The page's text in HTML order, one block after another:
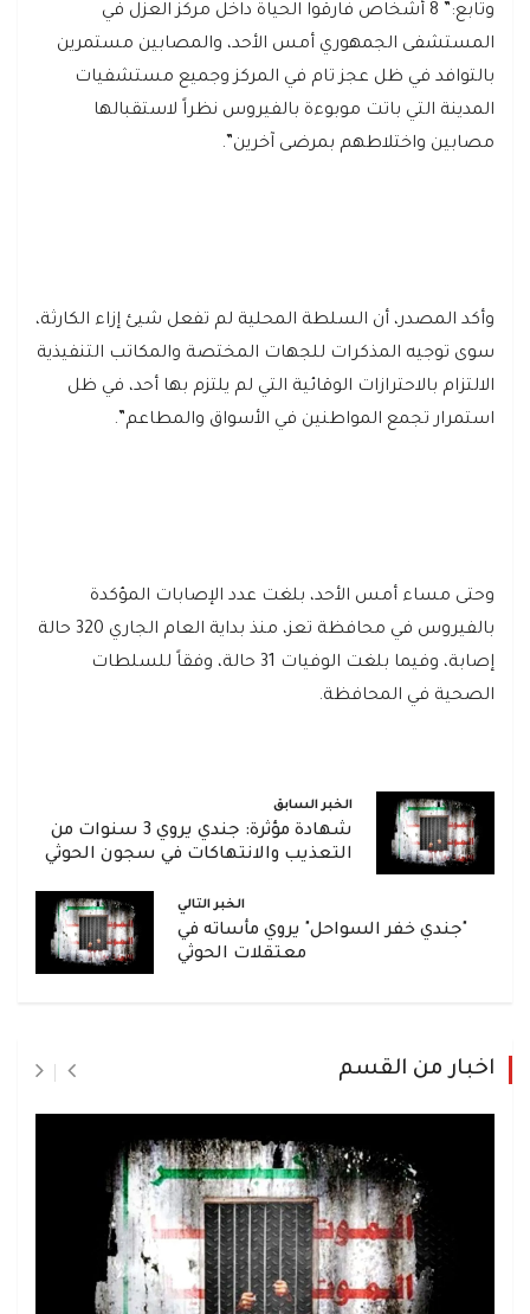
وتابع:” 8 أشخاص فارقوا الحياة داخل مركز العزل في
المستشفى الجمهوري أمس الأحد، والمصابين مستمرين
بالتوافد في ظل عجز تام في المركز وجميع مستشفيات
المدينة التي باتت موبوءة بالفيروس نظراً لاستقبالها
مصابين واختلاطهم بمرضى آخرين”.
وأكد المصدر، أن السلطة المحلية لم تفعل شيئ إزاء الكارثة،
سوى توجيه المذكرات للجهات المختصة والمكاتب التنفيذية
الالتزام بالاحترازات الوقائية التي لم يلتزم بها أحد، في ظل
استمرار تجمع المواطنين في الأسواق والمطاعم”.
وحتى مساء أمس الأحد، بلغت عدد الإصابات المؤكدة
بالفيروس في محافظة تعز، منذ بداية العام الجاري 320 حالة
إصابة، وفيما بلغت الوفيات 31 حالة، وفقاً للسلطات
الصحية في المحافظة.
الخبر السابق
شهادة مؤثرة: جندي يروي 3 سنوات من
التعذيب والانتهاكات في سجون الحوثي
الخبر التالي
"جندي خفر السواحل" يروي مأساته في
معتقلات الحوثي
اخبار من القسم